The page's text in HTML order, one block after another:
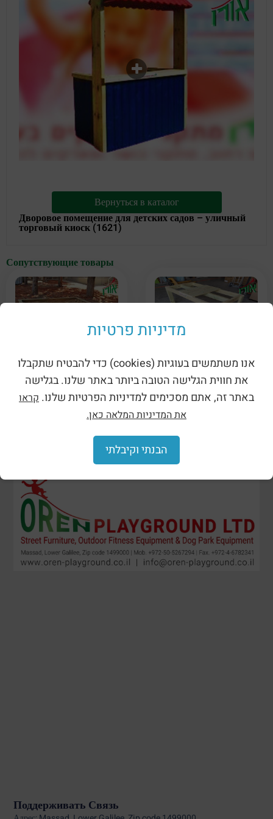
Вернуться в каталог
Дворовое помещение для детских садов – уличный
торговый киоск (1621)
Сопутствующие товары
для детских садов –
деревянная песочница.
(1327)
стол из песка и грязи, 4
контейнера. (1622)
Поддерживать Связь
מדיניות פרטיות
אנו משתמשים בעוגיות (cookies) כדי להבטיח שתקבלו
את חווית הגלישה הטובה ביותר באתר שלנו. בגלישה
באתר זה, אתם מסכימים למדיניות הפרטיות שלנו. קראו
את המדיניות המלאה כאן.
הבנתי וקיבלתי